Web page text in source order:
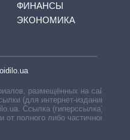
ФИНАНСЫ
ЭКОНОМИКА
размещённых на сайте,
(для интернет-изданий —
Ссылка (гиперссылка)
полного либо частичного